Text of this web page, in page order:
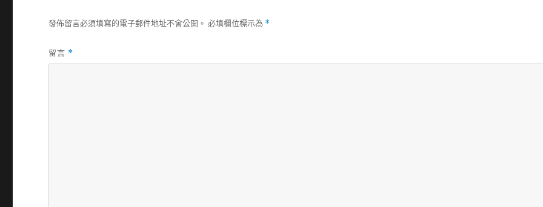
發佈留言必須填寫的電子郵件地址不會公開。 必填欄位標示為 *
留言 *